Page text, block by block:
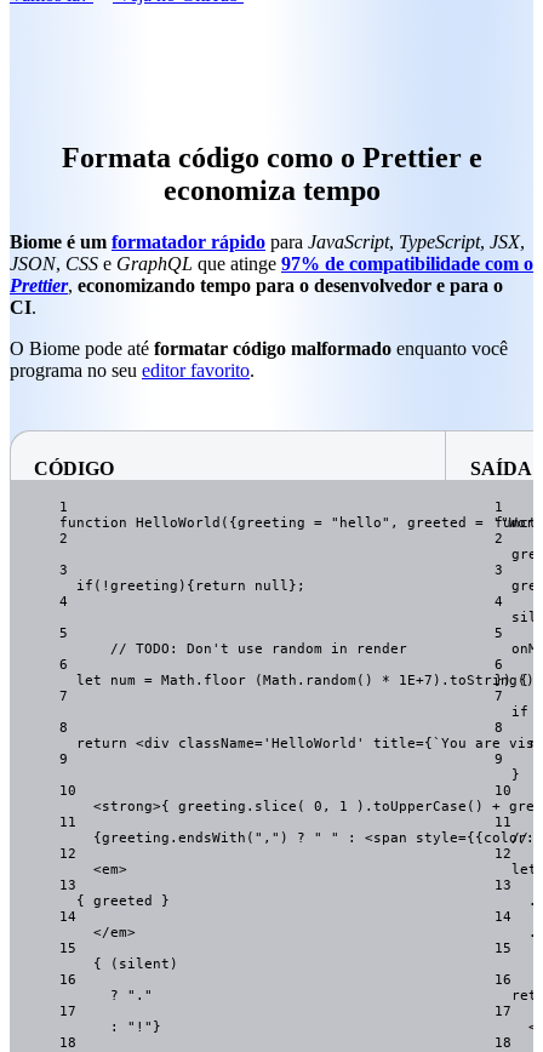
Formata código como o Prettier e
economiza tempo
Biome é um formatador rápido para JavaScript, TypeScript, JSX,
JSON, CSS e GraphQL que atinge 97% de compatibilidade com o
Prettier, economizando tempo para o desenvolvedor e para o
CI.
O Biome pode até formatar código malformado enquanto você
programa no seu editor favorito.
CÓDIGO
1
function
HelloWorld ( {greeting = " hello" , greeted = '
2
3
if ( ! greeting ){ return null};
4
5
// TODO: Don't use random in render
6
let num = Math . floor (Math . random () * 1E+7 ) . toString ()
7
8
return
<div className=' HelloWorld ' title={` You are
9
10
<strong>{ greeting . slice ( 0 , 1 ) . toUpperCase () +
11
{greeting . endsWith ( " , " ) ? " " : <span style={{color:
12
<em>
13
{
greeted
}
14
</em>
15
{ ( silent )
16
?
" . "
17
:
" ! " }
18
SAÍDA
1
2
3
4
5
6
}) {
7
if
8
9
}
10
11
//
12
13
.
14
.
15
16
17
<
18